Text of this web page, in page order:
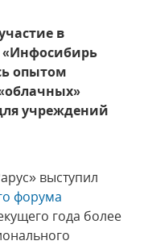
в
опытом
учреждений
выступил
форума
года более